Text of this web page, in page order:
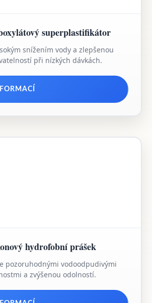
superplastifikátor
snížením vody a zlepšenou
při nízkých dávkách.
hydrofobní prášek
pozoruhodnými vodoodpudivými
a zvýšenou odolností.